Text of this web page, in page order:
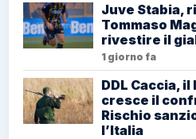
Juve Stabia,
Tommaso
rivestire il
1 giorno fa
DDL Caccia,
cresce il
Rischio
l’Italia